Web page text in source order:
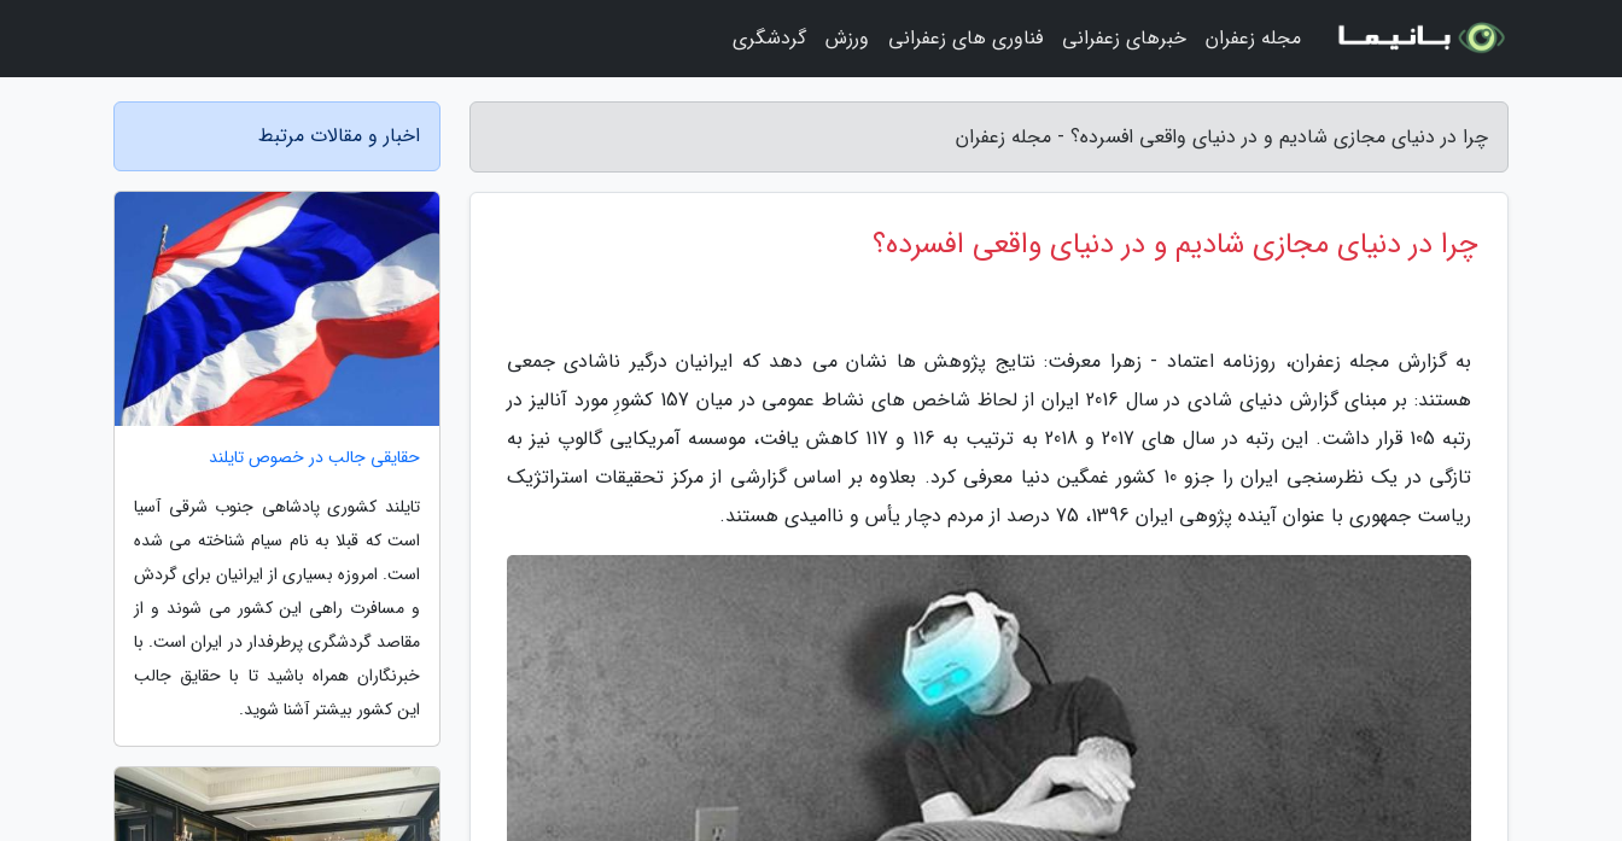
چرا در دنیای مجازی شادیم و در دنیای واقعی افسرده؟ - مجله زعفران
چرا در دنیای مجازی شادیم و در دنیای واقعی افسرده؟
به گزارش مجله زعفران، روزنامه اعتماد - زهرا معرفت: نتایج پژوهش ها نشان می دهد که ایرانیان درگیر ناشادی جمعی
هستند: بر مبنای گزارش دنیای شادی در سال 2016 ایران از لحاظ شاخص های نشاط عمومی در میان 157 کشورِ مورد آنالیز در
رتبه 105 قرار داشت. این رتبه در سال های 2017 و 2018 به ترتیب به 116 و 117 کاهش یافت، موسسه آمریکایی گالوپ نیز به
تازگی در یک نظرسنجی ایران را جزو 10 کشور غمگین دنیا معرفی کرد. بعلاوه بر اساس گزارشی از مرکز تحقیقات استراتژیک
ریاست جمهوری با عنوان آینده پژوهی ایران 1396، 75 درصد از مردم دچار یأس و ناامیدی هستند.
اخبار و مقالات مرتبط
حقایقی جالب در خصوص تایلند
تایلند کشوری پادشاهی جنوب شرقی آسیا
است که قبلا به نام سیام شناخته می شده
است. امروزه بسیاری از ایرانیان برای گردش
و مسافرت راهی این کشور می شوند و از
مقاصد گردشگری پرطرفدار در ایران است. با
خبرنگاران همراه باشید تا با حقایق جالب
این کشور بیشتر آشنا شوید.
مجله زعفران خبرهای زعفرانی فناوری های زعفرانی ورزش گردشگری